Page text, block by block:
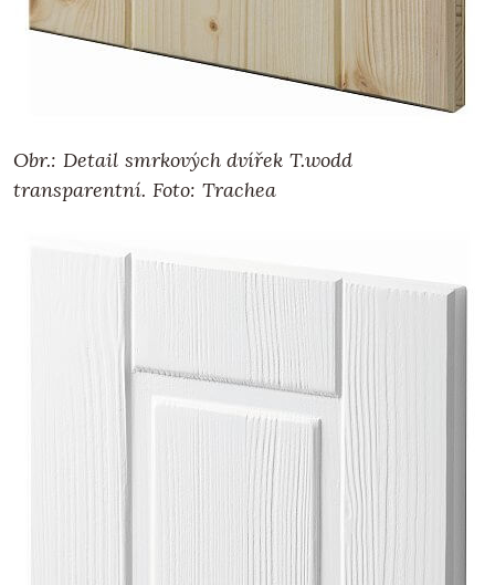
Obr.: Detail smrkových dvířek T.wodd
transparentní. Foto: Trachea